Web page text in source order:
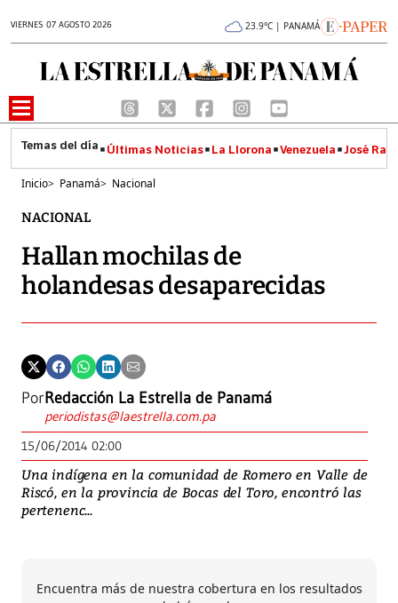
VIERNES 07 AGOSTO 2026 23.9°C | PANAMÁ
Últimas Noticias La Llorona Venezuela José
Inicio> Panamá> Nacional
NACIONAL
Hallan mochilas de
holandesas desaparecidas
PorRedacción La Estrella de Panamá
periodistas@laestrella.com.pa
15/06/2014 02:00
Una indígena en la comunidad de Romero en Valle de
Riscó, en la provincia de Bocas del Toro, encontró las
pertenenc...
Encuentra más de nuestra cobertura en los resultados